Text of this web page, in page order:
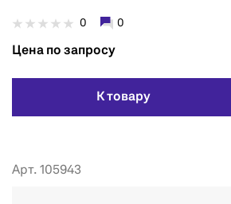
0 0
Цена по запросу
К товару
Арт. 105943